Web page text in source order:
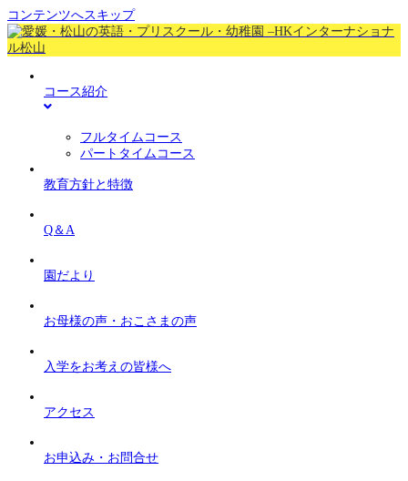
コンテンツへスキップ
コース紹介
フルタイムコース
パートタイムコース
教育方針と特徴
Q＆A
園だより
お母様の声・おこさまの声
入学をお考えの皆様へ
アクセス
お申込み・お問合せ